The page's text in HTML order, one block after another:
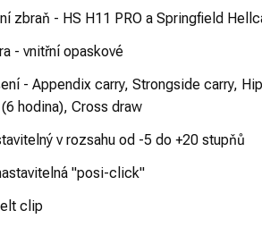
zbraň - HS H11 PRO a Springfield
- vnitřní opaskové
- Appendix carry, Strongside carry,
hodina), Cross draw
v rozsahu od -5 do +20 stupňů
"posi-click"
clip